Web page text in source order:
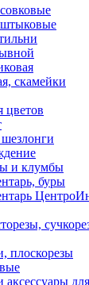
скамейки
цветов
и клумбы
буры
плоскорезы